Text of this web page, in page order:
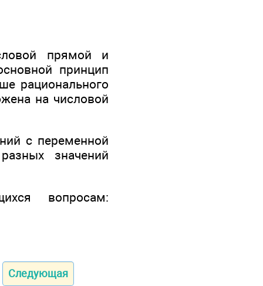
прямой и
принцип
рационального
на числовой
с переменной
значений
вопросам:
Следующая